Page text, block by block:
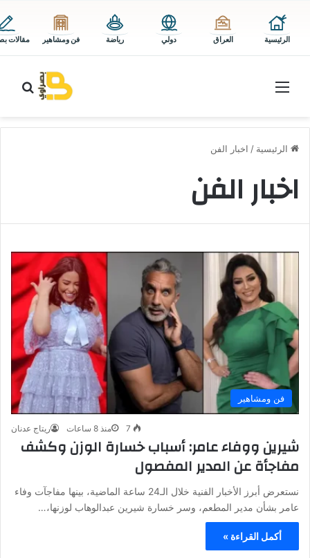
الرئيسية العراق دولي رياضة فن ومشاهير مقالات
القائمة
الرئيسية / اخبار الفن
اخبار الفن
فن ومشاهير
ريتاج عدنان منذ 8 ساعات
شيرين ووفاء عامر: أسباب خسارة الوزن وكشف
مفاجأة عن المدير المفصول
نستعرض أبرز الأخبار الفنية خلال الـ24 ساعة الماضية، بينها مفاجآت وفاء
عامر بشأن مدير المطعم، وسر خسارة شيرين عبدالوهاب لوزنها،…
أكمل القراءة »